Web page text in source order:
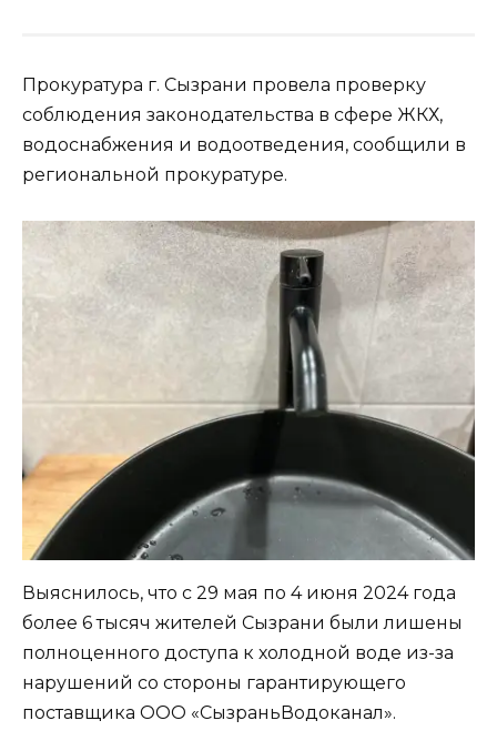
Прокуратура г. Сызрани провела проверку
соблюдения законодательства в сфере ЖКХ,
водоснабжения и водоотведения, сообщили в
региональной прокуратуре.
Выяснилось, что с 29 мая по 4 июня 2024 года
более 6 тысяч жителей Сызрани были лишены
полноценного доступа к холодной воде из-за
нарушений со стороны гарантирующего
поставщика ООО «СызраньВодоканал».